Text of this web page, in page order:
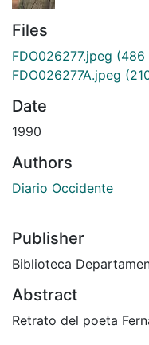
Files
FDO026277.jpeg (486
FDO026277A.jpeg
Date
1990
Authors
Diario Occidente
Publisher
Biblioteca
Abstract
Retrato del poeta